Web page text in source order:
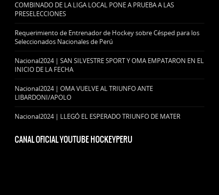
COMBINADO DE LA LIGA LOCAL PONE A PRUEBA A LAS
PRESELECCIONES
Requerimiento de Entrenador de Hockey sobre Césped para los
Seleccionados Nacionales de Perú
Nacional2024 | SAN SILVESTRE SPORT Y OMA EMPATARON EN EL
INICIO DE LA FECHA
Nacional2024 | OMA VUELVE AL TRIUNFO ANTE
LIBARDONI/APOLO
Nacional2024 | LLEGÓ EL ESPERADO TRIUNFO DE MATER
CANAL OFICIAL YOUTUBE HOCKEYPERU